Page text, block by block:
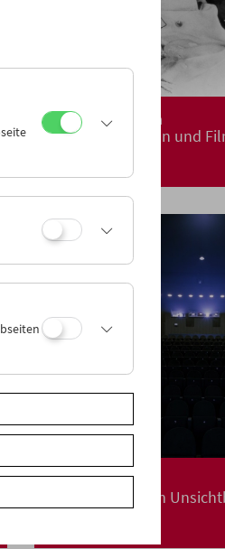
Visions of Vienna
Buchpräsentation und
Eyes Wide Shut
Zwei Konzerte im